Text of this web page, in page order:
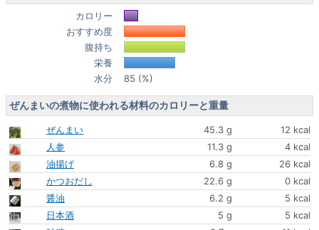
カロリー
おすすめ度
腹持ち
栄養
水分
85 (%)
ぜんまいの煮物に使われる材料のカロリーと重量
ぜんまい 45.3 g
12 kcal
人参
11.3 g
4 kcal
油揚げ
6.8 g
26 kcal
かつおだし
22.6 g
0 kcal
醤油
6.2 g
5 kcal
日本酒
5 g
5 kcal